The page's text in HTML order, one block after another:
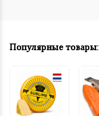
Популярные товары: